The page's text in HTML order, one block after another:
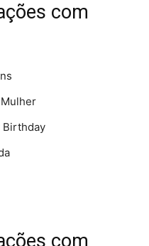
com
Birthday
com